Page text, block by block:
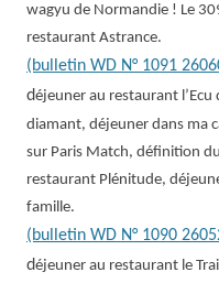
wagyu de Normandie ! Le
restaurant Astrance.
(bulletin WD N° 1091
déjeuner au restaurant
diamant, déjeuner dans ma
sur Paris Match, définition
restaurant Plénitude,
famille.
(bulletin WD N° 1090
déjeuner au restaurant le